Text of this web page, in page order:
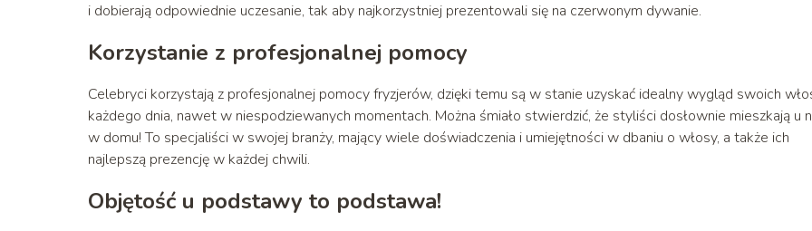
i dobierają odpowiednie uczesanie, tak aby najkorzystniej prezentowali się na czerwonym dywanie.
Korzystanie z profesjonalnej pomocy
Celebryci korzystają z profesjonalnej pomocy fryzjerów, dzięki temu są w stanie uzyskać idealny wygląd swoich
każdego dnia, nawet w niespodziewanych momentach. Można śmiało stwierdzić, że styliści dosłownie mieszkają u
w domu! To specjaliści w swojej branży, mający wiele doświadczenia i umiejętności w dbaniu o włosy, a także ich
najlepszą prezencję w każdej chwili.
Objętość u podstawy to podstawa!